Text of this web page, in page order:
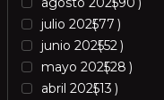
julio 202577
junio 202552
mayo 202528
abril 202513